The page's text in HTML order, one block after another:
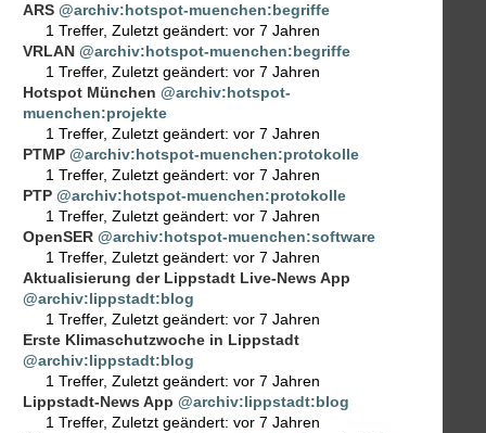
ARS @archiv:hotspot-muenchen:begriffe
1 Treffer, Zuletzt geändert: vor 7 Jahren
VRLAN @archiv:hotspot-muenchen:begriffe
1 Treffer, Zuletzt geändert: vor 7 Jahren
Hotspot München @archiv:hotspot-
muenchen:projekte
1 Treffer, Zuletzt geändert: vor 7 Jahren
PTMP @archiv:hotspot-muenchen:protokolle
1 Treffer, Zuletzt geändert: vor 7 Jahren
PTP @archiv:hotspot-muenchen:protokolle
1 Treffer, Zuletzt geändert: vor 7 Jahren
OpenSER @archiv:hotspot-muenchen:software
1 Treffer, Zuletzt geändert: vor 7 Jahren
Aktualisierung der Lippstadt Live-News App
@archiv:lippstadt:blog
1 Treffer, Zuletzt geändert: vor 7 Jahren
Erste Klimaschutzwoche in Lippstadt
@archiv:lippstadt:blog
1 Treffer, Zuletzt geändert: vor 7 Jahren
Lippstadt-News App @archiv:lippstadt:blog
1 Treffer, Zuletzt geändert: vor 7 Jahren